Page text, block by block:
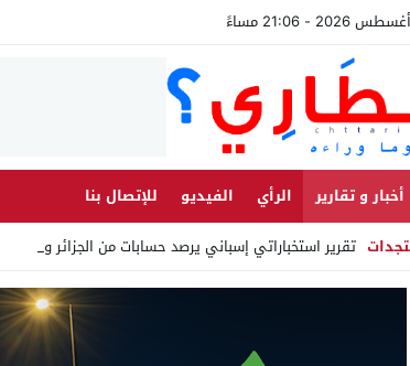
أخبار و تقارير الرأي الفيديو
للإتصال بنا
تقرير استخباراتي إسباني يرصد حسابات من الجزائر وأرقاما بـ _
Stop